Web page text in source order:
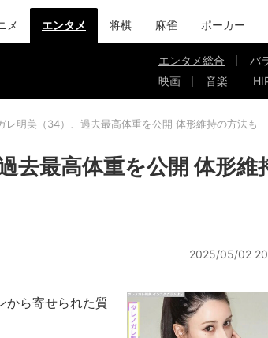
メ エンタメ 将棋 麻雀 ポーカー
エンタメ総合 バ
映画
音楽
レ明美（34）、過去最高体重を公開 体形維持の方法も
去最高体重を公開 体形維
2025/05/02
から寄せられた質